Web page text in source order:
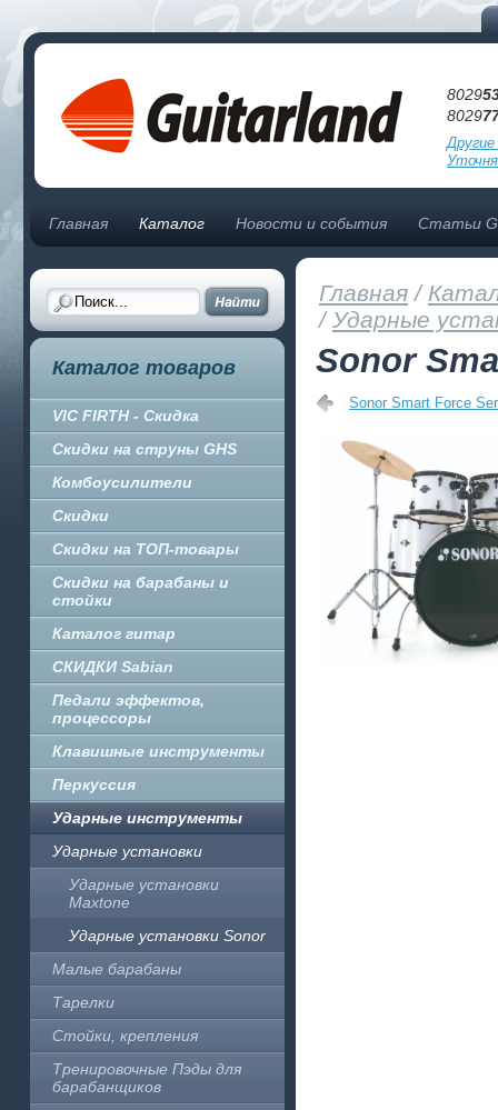
8029
8029
Главная Каталог Новости и события Статьи
Каталог товаров
VIC FIRTH - Скидка
Скидки на струны GHS
Комбоусилители
Скидки
Скидки на ТОП-товары
Скидки на барабаны и
стойки
Каталог гитар
СКИДКИ Sabian
Педали эффектов,
процессоры
Клавишные инструменты
Перкуссия
Ударные инструменты
Ударные установки
Ударные установки
Maxtone
Ударные установки Sonor
Малые барабаны
Тарелки
Стойки, крепления
Тренировочные Пэды для
барабанщиков
Главная /
/Ударные
Sonor
Sonor Smart Force